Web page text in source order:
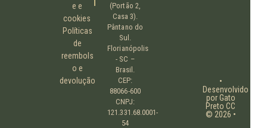
e e
cookies
Políticas
de
reembols
o e
devolução
(Portão 2,
Casa 3).
Pântano do
Sul.
Florianópolis
- SC –
Brasil.
CEP:
88066-600
CNPJ:
121.331.68.0001-
54
•
Desenvolvido
por Gato
Preto CC
© 2026 •